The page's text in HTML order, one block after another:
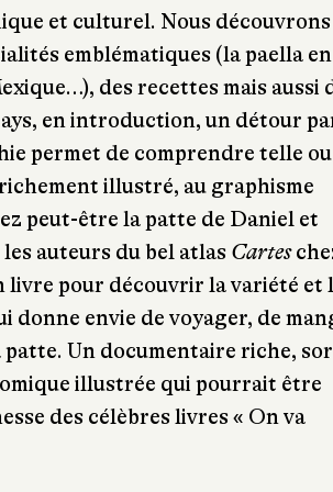
et culturel. Nous découvrons
emblématiques (la paella en
des recettes mais aussi
en introduction, un détour
permet de comprendre telle ou
illustré, au graphisme
peut-être la patte de Daniel et
auteurs du bel atlas Cartes
livre pour découvrir la variété et
donne envie de voyager, de
patte. Un documentaire riche,
illustrée qui pourrait être
des célèbres livres « On va